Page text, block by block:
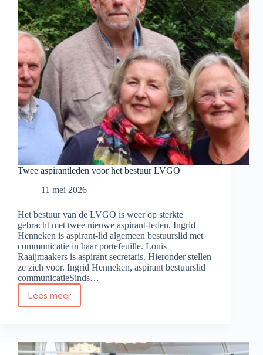
Twee aspirantleden voor het bestuur LVGO
11 mei 2026
Het bestuur van de LVGO is weer op sterkte
gebracht met twee nieuwe aspirant-leden. Ingrid
Henneken is aspirant-lid algemeen bestuurslid met
communicatie in haar portefeuille. Louis
Raaijmaakers is aspirant secretaris. Hieronder stellen
ze zich voor. Ingrid Henneken, aspirant bestuurslid
communicatieSinds…
Lees meer
Twee
bestuur